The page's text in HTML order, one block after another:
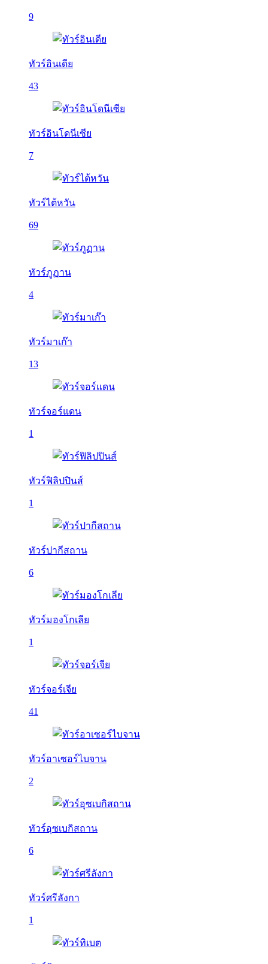
9
ทัวร์อินเดีย
43
ทัวร์อินโดนีเซีย
7
ทัวร์ไต้หวัน
69
ทัวร์ภูฏาน
4
ทัวร์มาเก๊า
13
ทัวร์จอร์แดน
1
ทัวร์ฟิลิปปินส์
1
ทัวร์ปากีสถาน
6
ทัวร์มองโกเลีย
1
ทัวร์จอร์เจีย
41
ทัวร์อาเซอร์ไบจาน
2
ทัวร์อุซเบกิสถาน
6
ทัวร์ศรีลังกา
1